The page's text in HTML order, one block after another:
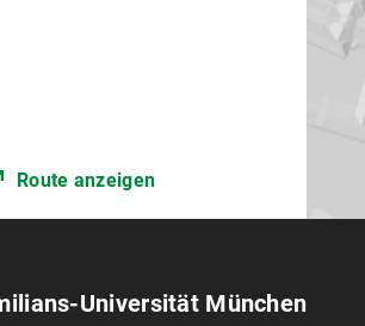
Route anzeigen
Universität München